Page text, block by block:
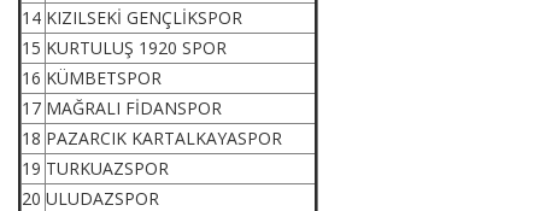
14 KIZILSEKİ GENÇLİKSPOR
15 KURTULUŞ 1920 SPOR
16 KÜMBETSPOR
17 MAĞRALI FİDANSPOR
18 PAZARCIK KARTALKAYASPOR
19 TURKUAZSPOR
20 ULUDAZSPOR